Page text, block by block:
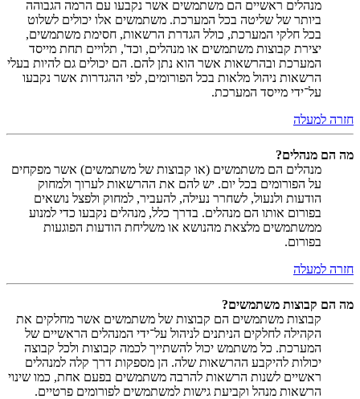
מנהלים ראשיים הם משתמשים אשר נקבעו עם הרמה הגבוהה
ביותר של שליטה בכל המערכת. משתמשים אלו יכולים לשלוט
בכל חלקי המערכת, כולל הגדרת הרשאות, חסימת משתמשים,
יצירת קבוצות משתמשים או מנהלים, וכד', תלויים תחת מייסד
המערכת ובהרשאות אשר הוא נתן להם. הם יכולים גם להיות בעלי
הרשאות ניהול מלאות בכל הפורומים, לפי ההגדרות אשר נקבעו
על־ידי מייסד המערכת.
חזרה למעלה
מה הם מנהלים?
מנהלים הם משתמשים (או קבוצות של משתמשים) אשר מפקחים
על הפורומים בכל יום. יש להם את ההרשאות לערוך ולמחוק
הודעות ולנעול, לשחרר נעילה, להעביר, למחוק ולפצל נושאים
בפורום אותו הם מנהלים. בדרך כלל, מנהלים נקבעו כדי למנוע
ממשתמשים מלצאת מהנושא או משליחת הודעות הפוגעות
בפורום.
חזרה למעלה
מה הם קבוצות משתמשים?
קבוצות משתמשים הם קבוצות של משתמשים אשר מחלקים את
הקהילה לחלקים הניתנים לניהול על־ידי המנהלים הראשיים של
המערכת. כל משתמש יכול להשתייך לכמה קבוצות ולכל קבוצה
יכולות להיקבע ההרשאות שלה. הן מספקות דרך קלה למנהלים
ראשיים לשנות הרשאות להרבה משתמשים בפעם אחת, כמו שינוי
הרשאות מנהל וקביעת גישות למשתמשים לפורומים פרטיים.